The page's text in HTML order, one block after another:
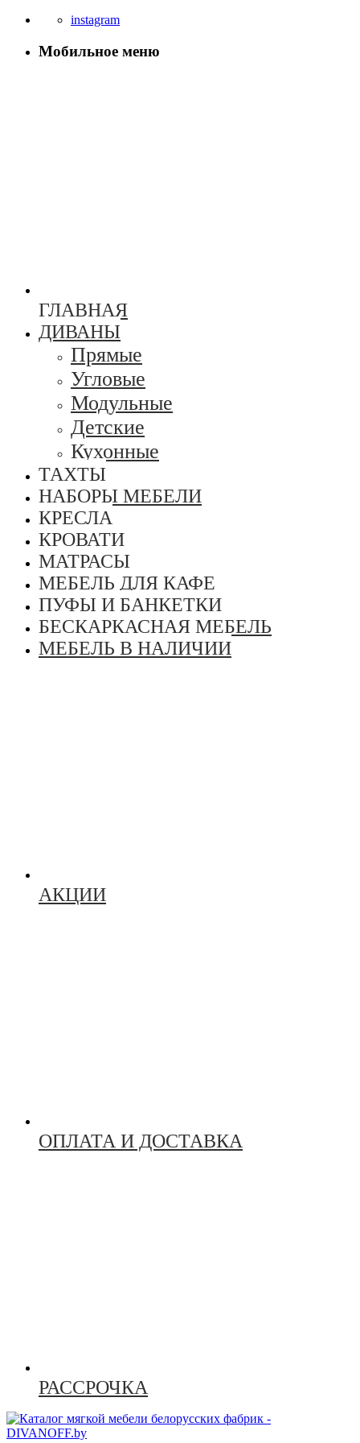
instagram
Мобильное меню
ГЛАВНАЯ
ДИВАНЫ
Прямые
Угловые
Модульные
Детские
Кухонные
ТАХТЫ
НАБОРЫ МЕБЕЛИ
КРЕСЛА
КРОВАТИ
МАТРАСЫ
МЕБЕЛЬ ДЛЯ КАФЕ
ПУФЫ И БАНКЕТКИ
БЕСКАРКАСНАЯ МЕБЕЛЬ
МЕБЕЛЬ В НАЛИЧИИ
АКЦИИ
ОПЛАТА И ДОСТАВКА
РАССРОЧКА